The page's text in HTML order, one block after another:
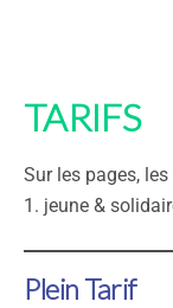
TARIFS
Sur les pages,
1. jeune &
Plein Tarif